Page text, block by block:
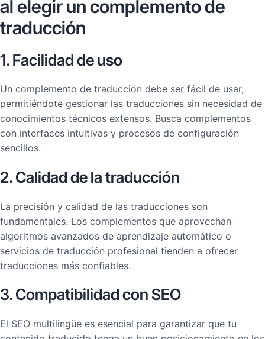
al elegir un complemento de
traducción
1. Facilidad de uso
Un complemento de traducción debe ser fácil de usar,
permitiéndote gestionar las traducciones sin necesidad de
conocimientos técnicos extensos. Busca complementos
con interfaces intuitivas y procesos de configuración
sencillos.
2. Calidad de la traducción
La precisión y calidad de las traducciones son
fundamentales. Los complementos que aprovechan
algoritmos avanzados de aprendizaje automático o
servicios de traducción profesional tienden a ofrecer
traducciones más confiables.
3. Compatibilidad con SEO
El SEO multilingüe es esencial para garantizar que tu